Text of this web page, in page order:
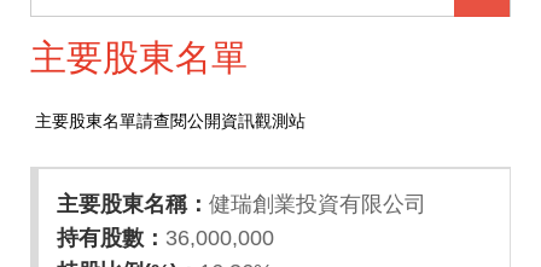
主要股東名單
主要股東名單請查閱公開資訊觀測站
健瑞創業投資有限公司
36,000,000